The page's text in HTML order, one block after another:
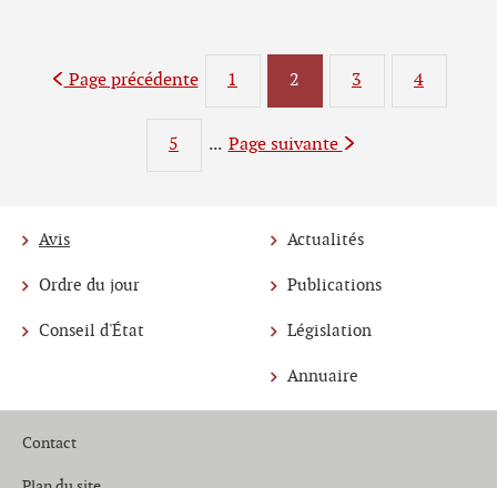
Page précédente 1 Page
2 3 4
5 ... Page suivante
Menu
de
Avis
Ordre du jour
Conseil d'État
Actualités
Publications
Législation
Annuaire
Contact